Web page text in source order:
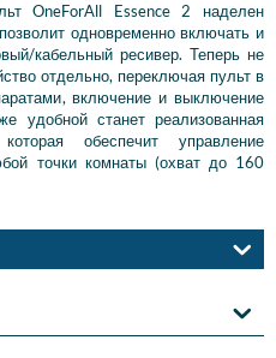
OneForAll Essence 2 наделен
одновременно включать и
кабельный ресивер. Теперь не
отдельно, переключая пульт в
включение и выключение
удобной станет реализованная
обеспечит управление
точки комнаты (охват до 160